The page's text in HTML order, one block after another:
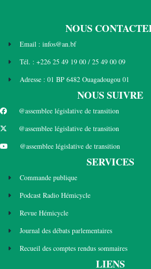
NOUS
Email : infos@an.bf
Tél. : +226 25 49 19 00 / 25 49 00 09
Adresse : 01 BP 6482 Ouagadougou 01
NOUS SUIVRE
@assemblee législative de transition
@assemblee législative de transition
@assemblee législative de transition
SERVICES
Commande publique
Podcast Radio Hémicycle
Revue Hémicycle
Journal des débats parlementaires
Recueil des comptes rendus sommaires
LIENS